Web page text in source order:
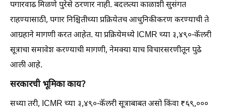
पगारवाढ मिळणे पुरेसे ठरणार नाही. बदलत्या काळाशी सुसंगत
राहण्यासाठी, पगार निश्चितीच्या प्रक्रियेतच आधुनिकीकरण करण्याची ते
आग्रहाने मागणी करत आहेत. या प्रक्रियेमध्ये ICMR च्या ३,४९०-कॅलरी
सूत्राचा समावेश करण्याची मागणी, नेमक्या याच विचारसरणीतून पुढे
आली आहे.
सरकारची भूमिका काय?
सध्या तरी, ICMR च्या ३,४९०-कॅलरी सूत्राबाबत असो किंवा ₹६९,०००